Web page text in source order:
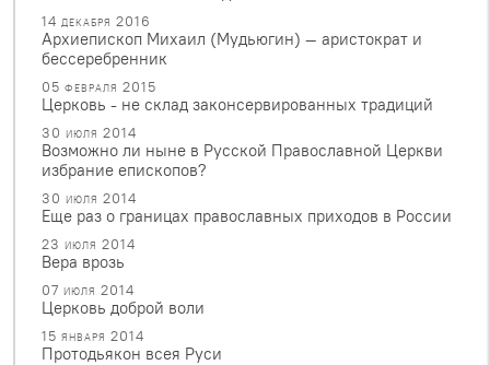
14 декабря 2016
Архиепископ Михаил (Мудьюгин) — аристократ и
бессеребренник
05 февраля 2015
Церковь - не склад законсервированных традиций
30 июля 2014
Возможно ли ныне в Русской Православной Церкви
избрание епископов?
30 июля 2014
Еще раз о границах православных приходов в России
23 июля 2014
Вера врозь
07 июля 2014
Церковь доброй воли
15 января 2014
Протодьякон всея Руси